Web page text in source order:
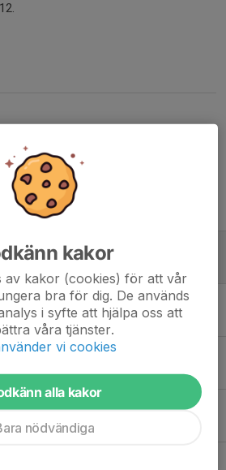
Hockey Trophy
Ice Hockey Challange U12
3
10-2021
26/9-2021
0
kakor
av kakor (cookies) för att vår
bra för dig. De används
i syfte att hjälpa oss att
våra tjänster.
vi cookies
alla kakor
nödvändiga